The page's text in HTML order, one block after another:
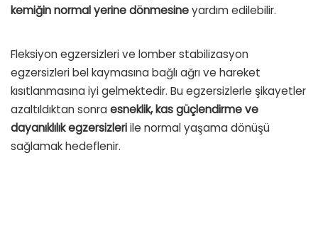
kemiğin normal yerine dönmesineyardım edilebilir.
Fleksiyon egzersizleri ve lomber stabilizasyon
egzersizleri bel kaymasına bağlı ağrı ve hareket
kısıtlanmasına iyi gelmektedir. Bu egzersizlerle şikayetler
azaltıldıktan sonra esneklik, kas güçlendirme ve
dayanıklılık egzersizleriile normal yaşama dönüşü
sağlamak hedeflenir.